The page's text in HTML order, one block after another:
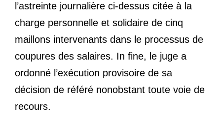
l’astreinte journalière ci-dessus citée à la
charge personnelle et solidaire de cinq
maillons intervenants dans le processus de
coupures des salaires. In fine, le juge a
ordonné l’exécution provisoire de sa
décision de référé nonobstant toute voie de
recours.